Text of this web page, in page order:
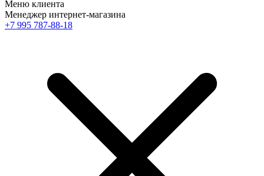
Меню клиента
Менеджер интернет-магазина
+7 995 787-88-18